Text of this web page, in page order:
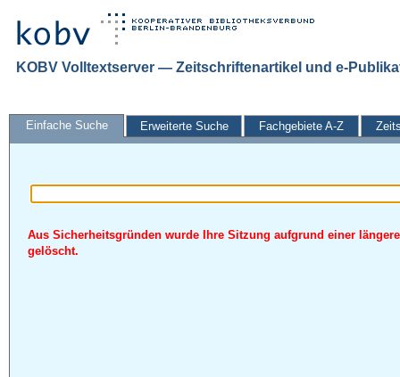
KOBV Volltextserver — Zeitschriftenartikel und e-
Einfache Suche Erweiterte Suche Fachgebiete A-Z
Aus Sicherheitsgründen wurde Ihre Sitzung aufgrund einer
gelöscht.